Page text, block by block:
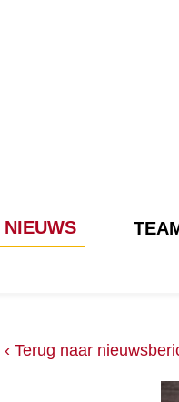
NIEUWS
‹ Terug naar